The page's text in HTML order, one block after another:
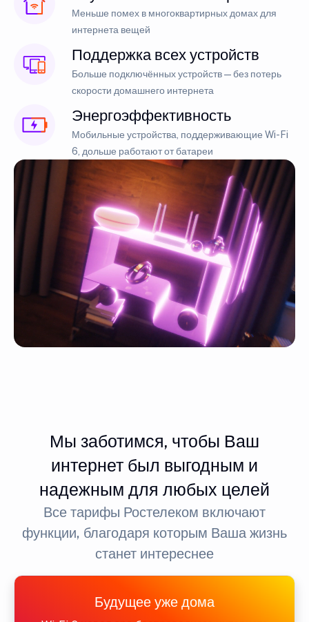
Меньше помех в многоквартирных домах для
интернета вещей
Поддержка всех устройств
Больше подключённых устройств — без потерь
скорости домашнего интернета
Энергоэффективность
Мобильные устройства, поддерживающие Wi-Fi
6, дольше работают от батареи
Мы заботимся, чтобы Ваш
интернет был выгодным и
надежным для любых целей
Все тарифы Ростелеком включают
функции, благодаря которым Ваша жизнь
станет интереснее
Будущее уже дома